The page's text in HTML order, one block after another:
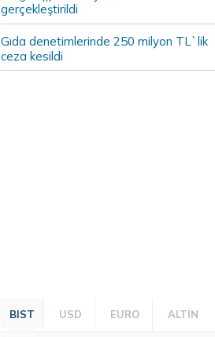
gerçekleştirildi
Gıda denetimlerinde 250 milyon TL`lik
ceza kesildi
BIST USD EURO ALTIN